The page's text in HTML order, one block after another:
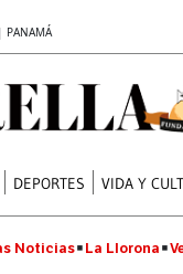
DEPORTES VIDA Y
Noticias La Llorona